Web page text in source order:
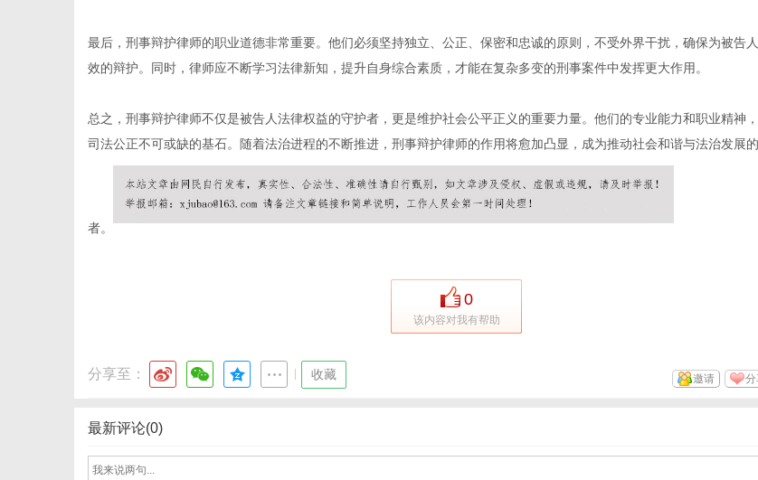
最后，刑事辩护律师的职业道德非常重要。他们必须坚持独立、公正、保密和忠诚的原则，不受外界干扰，确保为被告
效的辩护。同时，律师应不断学习法律新知，提升自身综合素质，才能在复杂多变的刑事案件中发挥更大作用。
总之，刑事辩护律师不仅是被告人法律权益的守护者，更是维护社会公平正义的重要力量。他们的专业能力和职业精神
司法公正不可或缺的基石。随着法治进程的不断推进，刑事辩护律师的作用将愈加凸显，成为推动社会和谐与法治发展
者。
0
该内容对我有帮助
分享至： 收藏 邀请
最新评论(0)